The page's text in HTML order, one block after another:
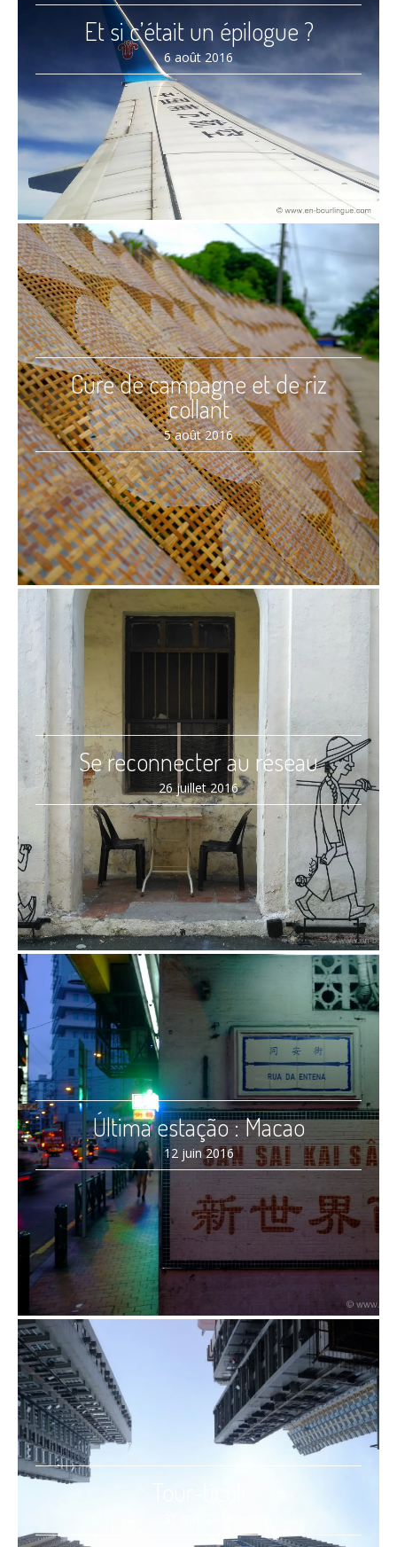
Et si c’était un épilogue ?
6 août 2016
Cure de campagne et de riz
collant
5 août 2016
Se reconnecter au réseau
26 juillet 2016
Última estação : Macao
12 juin 2016